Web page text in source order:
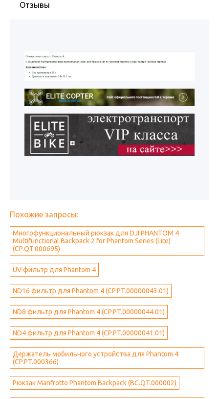
Отзывы
Похожие запросы:
Многофункциональный рюкзак для DJI PHANTOM 4
Multifunctional Backpack 2 for Phantom Series (Lite)
(CP.QT.000695)
UV фильтр для Phantom 4
ND16 фильтр для Phantom 4 (CP.PT.00000043.01)
ND8 фильтр для Phantom 4 (CP.PT.00000044.01)
ND4 фильтр для Phantom 4 (CP.PT.00000041.01)
Держатель мобильного устройства для Phantom 4
(CP.PT.000366)
Рюкзак Manfrotto Phantom Backpack (BC.QT.000002)